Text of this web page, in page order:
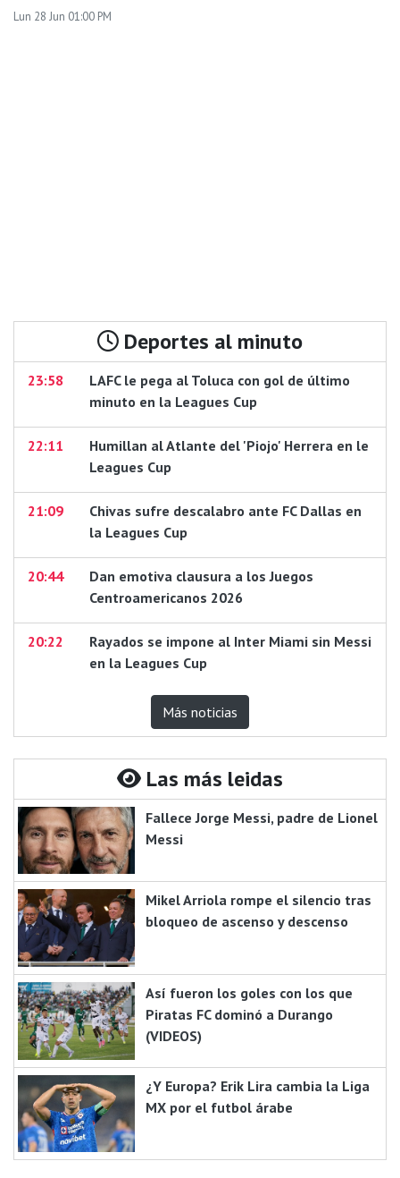
Lun 28 Jun 01:00 PM
Deportes al minuto
23:58
LAFC le pega al Toluca con gol de último
minuto en la Leagues Cup
22:11
Humillan al Atlante del 'Piojo' Herrera en le
Leagues Cup
21:09
Chivas sufre descalabro ante FC Dallas en
la Leagues Cup
20:44
Dan emotiva clausura a los Juegos
Centroamericanos 2026
20:22
Rayados se impone al Inter Miami sin Messi
en la Leagues Cup
Más noticias
Las más leidas
Fallece Jorge Messi, padre de Lionel
Messi
Mikel Arriola rompe el silencio tras
bloqueo de ascenso y descenso
Así fueron los goles con los que
Piratas FC dominó a Durango
(VIDEOS)
¿Y Europa? Erik Lira cambia la Liga
MX por el futbol árabe